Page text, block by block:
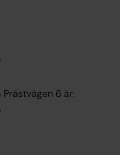
6 är: